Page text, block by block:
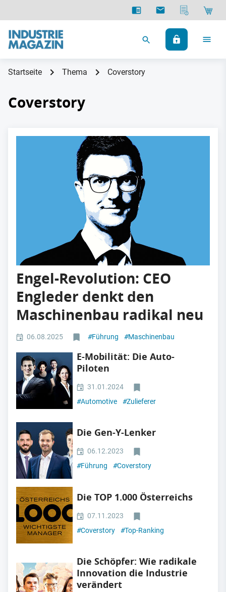
Startseite Thema Coverstory
Coverstory
Engel-Revolution: CEO
Engleder denkt den
Maschinenbau radikal neu
06.08.2025 #Führung #Maschinenbau
E-Mobilität: Die Auto-
Piloten
31.01.2024
#Automotive #Zulieferer
Die Gen-Y-Lenker
06.12.2023
#Führung #Coverstory
Die TOP 1.000 Österreichs
07.11.2023
#Coverstory #Top-Ranking
Die Schöpfer: Wie radikale
Innovation die Industrie
verändert